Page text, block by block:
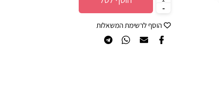
הוסף לרשימת המשאלות